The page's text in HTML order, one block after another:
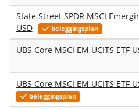
State Street SPDR MSCI
USD
beleggingsplan
UBS Core MSCI EM UCITS ETF
UBS Core MSCI EM UCITS ETF
beleggingsplan